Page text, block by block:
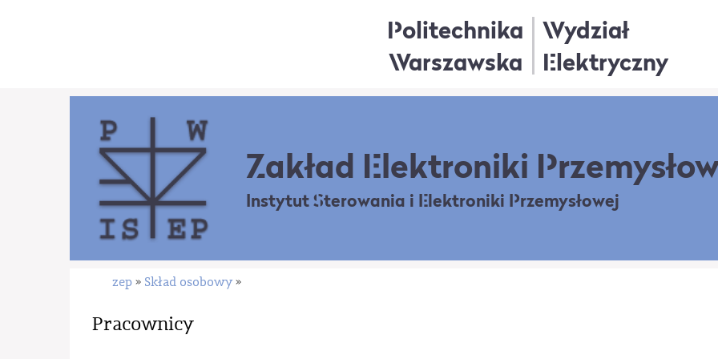
Politechnika
Warszawska
Wydział
Elektryczny
Zakład Elektroniki
Instytut Sterowania i Elektroniki Przemysłowej
zep » Skład osobowy »
Pracownicy